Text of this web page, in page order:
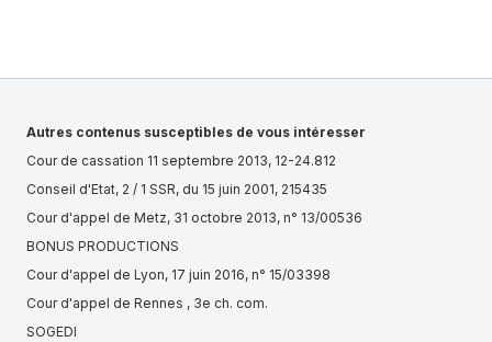
Autres contenus susceptibles de vous intéresser
Cour de cassation 11 septembre 2013, 12-24.812
Conseil d'Etat, 2 / 1 SSR, du 15 juin 2001, 215435
Cour d'appel de Metz, 31 octobre 2013, n° 13/00536
BONUS PRODUCTIONS
Cour d'appel de Lyon, 17 juin 2016, n° 15/03398
Cour d'appel de Rennes , 3e ch. com.
SOGEDI